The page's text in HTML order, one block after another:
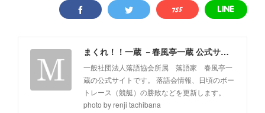
まくれ！！一蔵 －春風亭一蔵 公式サイト－
一般社団法人落語協会所属 落語家 春風亭一
蔵の公式サイトです。 落語会情報、日頃のボー
トレース（競艇）の勝敗などを更新します。
photo by renji tachibana